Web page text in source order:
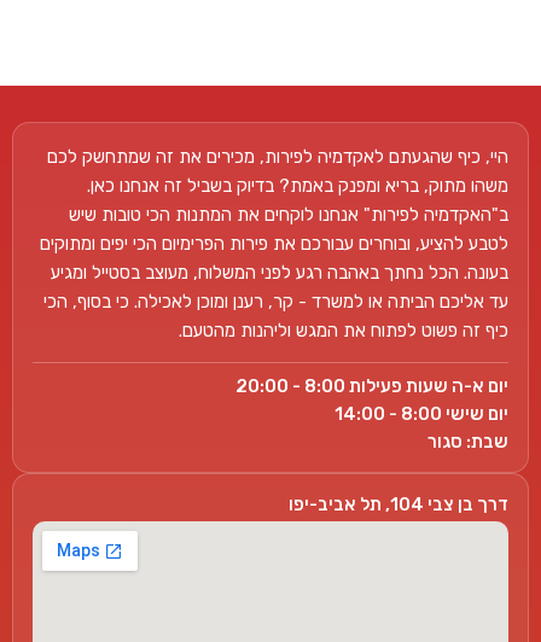
היי, כיף שהגעתם לאקדמיה לפירות, מכירים את זה שמתחשק לכם
משהו מתוק, בריא ומפנק באמת? בדיוק בשביל זה אנחנו כאן.
ב"האקדמיה לפירות" אנחנו לוקחים את המתנות הכי טובות שיש
לטבע להציע, ובוחרים עבורכם את פירות הפרימיום הכי יפים ומתוקים
בעונה. הכל נחתך באהבה רגע לפני המשלוח, מעוצב בסטייל ומגיע
עד אליכם הביתה או למשרד - קר, רענן ומוכן לאכילה. כי בסוף, הכי
כיף זה פשוט לפתוח את המגש וליהנות מהטעם.
יום א-ה שעות פעילות 8:00 - 20:00
יום שישי 8:00 - 14:00
שבת: סגור
דרך בן צבי 104, תל אביב-יפו